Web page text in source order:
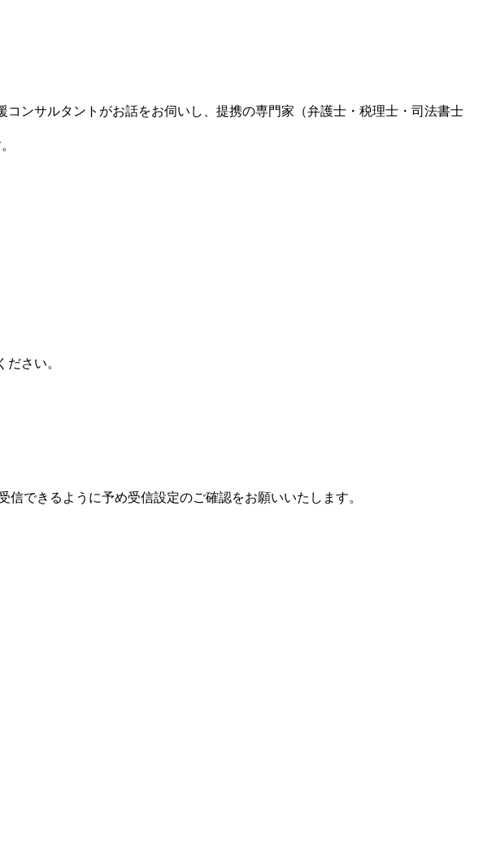
ンサルタントがお話をお伺いし、提携の専門家（弁護士・税理士・司法書士
さい。
信できるように予め受信設定のご確認をお願いいたします。